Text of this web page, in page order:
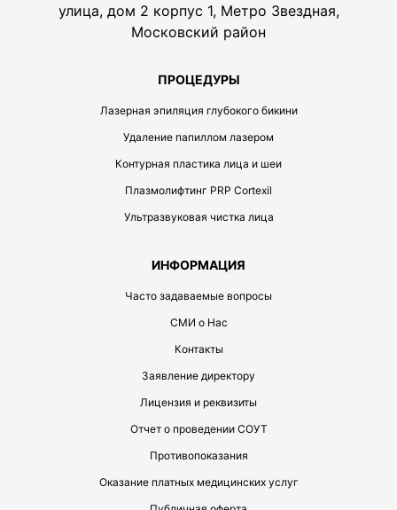
улица, дом 2 корпус 1, Метро Звездная,
Московский район
ПРОЦЕДУРЫ
Лазерная эпиляция глубокого бикини
Удаление папиллом лазером
Контурная пластика лица и шеи
Плазмолифтинг PRP Cortexil
Ультразвуковая чистка лица
ИНФОРМАЦИЯ
Часто задаваемые вопросы
СМИ о Нас
Контакты
Заявление директору
Лицензия и реквизиты
Отчет о проведении СОУТ
Противопоказания
Оказание платных медицинских услуг